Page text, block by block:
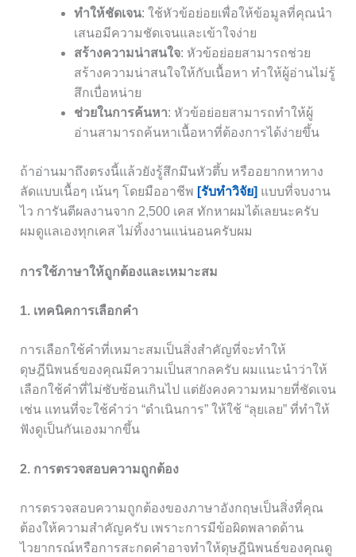
ทำให้ชัดเจน: ใช้หัวข้อย่อยเพื่อให้ข้อมูลที่คุณนำ
เสนอมีความชัดเจนและเข้าใจง่าย
สร้างความน่าสนใจ: หัวข้อย่อยสามารถช่วย
สร้างความน่าสนใจให้กับเนื้อหา ทำให้ผู้อ่านไม่รู้
สึกเบื่อหน่าย
ช่วยในการค้นหา: หัวข้อย่อยสามารถทำให้ผู้
อ่านสามารถค้นหาเนื้อหาที่ต้องการได้ง่ายขึ้น
ถ้าอ่านมาถึงตรงนี้แล้วยังรู้สึกมึนหัวตึ้บ หรืออยากหาทาง
ลัดแบบเนื้อๆ เน้นๆ โดยมืออาชีพ [รับทำวิจัย] แบบที่จบงาน
ไว การันตีผลงานจาก 2,500 เคส ทักหาผมได้เลยนะครับ
ผมดูแลเองทุกเคส ไม่ทิ้งงานแน่นอนครับผม
การใช้ภาษาให้ถูกต้องและเหมาะสม
1. เทคนิคการเลือกคำ
การเลือกใช้คำที่เหมาะสมเป็นสิ่งสำคัญที่จะทำให้
ดุษฎีนิพนธ์ของคุณมีความเป็นสากลครับ ผมแนะนำว่าให้
เลือกใช้คำที่ไม่ซับซ้อนเกินไป แต่ยังคงความหมายที่ชัดเจน
เช่น แทนที่จะใช้คำว่า “ดำเนินการ” ให้ใช้ “ลุยเลย” ที่ทำให้
ฟังดูเป็นกันเองมากขึ้น
2. การตรวจสอบความถูกต้อง
การตรวจสอบความถูกต้องของภาษาอังกฤษเป็นสิ่งที่คุณ
ต้องให้ความสำคัญครับ เพราะการมีข้อผิดพลาดด้าน
ไวยากรณ์หรือการสะกดคำอาจทำให้ดุษฎีนิพนธ์ของคุณดู